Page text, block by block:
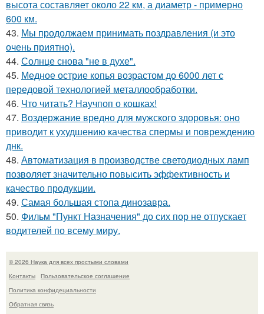
высота составляет около 22 км, а диаметр - примерно
600 км.
43. Мы продолжаем принимать поздравления (и это
очень приятно).
44. Солнце снова "не в духе".
45. Медное острие копья возрастом до 6000 лет с
передовой технологией металлообработки.
46. Что читать? Научпоп о кошках!
47. Воздержание вредно для мужского здоровья: оно
приводит к ухудшению качества спермы и повреждению
днк.
48. Автоматизация в производстве светодиодных ламп
позволяет значительно повысить эффективность и
качество продукции.
49. Самая большая стопа динозавра.
50. Фильм "Пункт Назначения" до сих пор не отпускает
водителей по всему миру.
© 2026 Наука для всех простыми словами
Контакты
Пользовательское соглашение
Политика конфидециальности
Обратная связь